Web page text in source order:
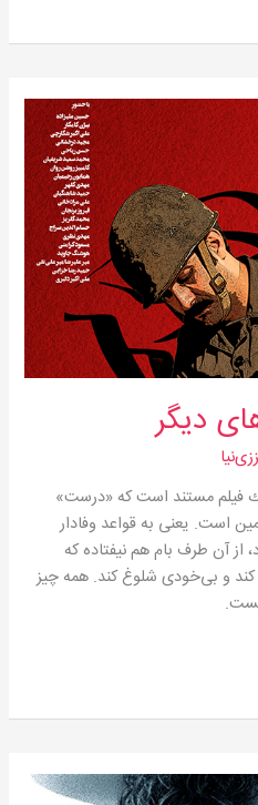
دیگر
فیلم مستند است كه «درست»
است. یعنی به قواعد وفادار
از آن طرف بام هم نیفتاده كه
و بی‌خودی شلوغ كند. همه چیز